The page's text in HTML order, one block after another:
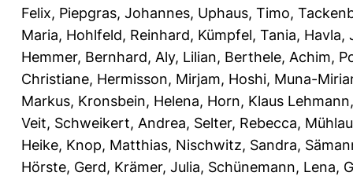
Felix, Piepgras, Johannes, Uphaus, Timo,
Maria, Hohlfeld, Reinhard, Kümpfel, Tania, Havla,
Hemmer, Bernhard, Aly, Lilian, Berthele, Achim,
Christiane, Hermisson, Mirjam, Hoshi, Muna-
Markus, Kronsbein, Helena, Horn, Klaus Lehmann
Veit, Schweikert, Andrea, Selter, Rebecca,
Heike, Knop, Matthias, Nischwitz, Sandra,
Hörste, Gerd, Krämer, Julia, Schünemann, Lena,